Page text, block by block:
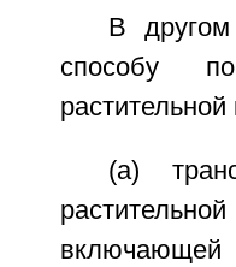
В другом
способу
(a)